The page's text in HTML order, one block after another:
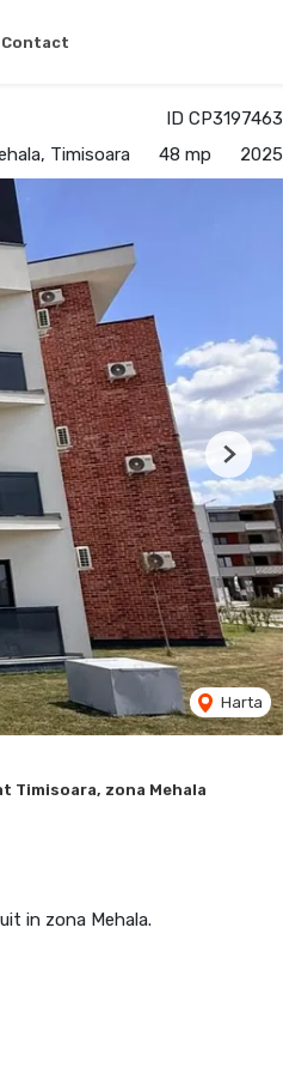
Contact
ID CP3197463
Timisoara 48 mp 2025
Harta
Next
Timisoara, zona Mehala
in zona Mehala.